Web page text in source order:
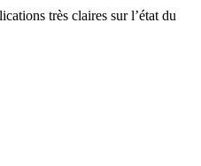
très claires sur l’état du